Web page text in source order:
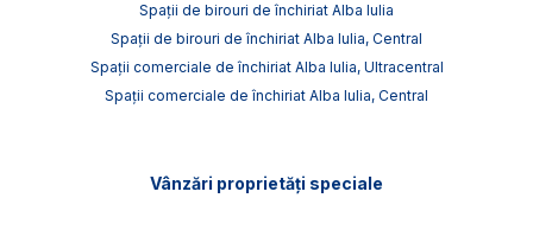
Spații de birouri de închiriat Alba Iulia
Spații de birouri de închiriat Alba Iulia, Central
Spații comerciale de închiriat Alba Iulia, Ultracentral
Spații comerciale de închiriat Alba Iulia, Central
Vânzări proprietăți speciale